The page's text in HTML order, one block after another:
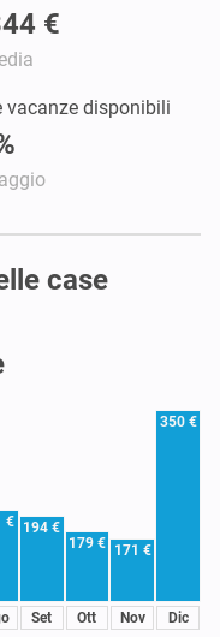
€
vacanze disponibili
case
€ 194 €
Set
179 €
Ott
171 €
Nov
350 €
Dic